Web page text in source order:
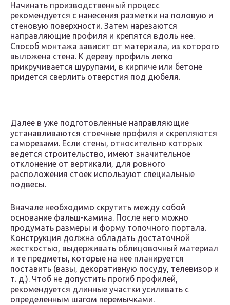
Начинать производственный процесс
рекомендуется с нанесения разметки на половую и
стеновую поверхности. Затем нарезаются
направляющие профиля и крепятся вдоль нее.
Способ монтажа зависит от материала, из которого
выложена стена. К дереву профиль легко
прикручивается шурупами, в кирпиче или бетоне
придется сверлить отверстия под дюбеля.
Далее в уже подготовленные направляющие
устанавливаются стоечные профиля и скрепляются
саморезами. Если стены, относительно которых
ведется строительство, имеют значительное
отклонение от вертикали, для ровного
расположения стоек используют специальные
подвесы.
Вначале необходимо скрутить между собой
основание фальш-камина. После него можно
продумать размеры и форму топочного портала.
Конструкция должна обладать достаточной
жесткостью, выдерживать облицовочный материал
и те предметы, которые на нее планируется
поставить (вазы, декоративную посуду, телевизор и
т. д.). Чтоб не допустить прогиб профилей,
рекомендуется длинные участки усиливать с
определенным шагом перемычками.